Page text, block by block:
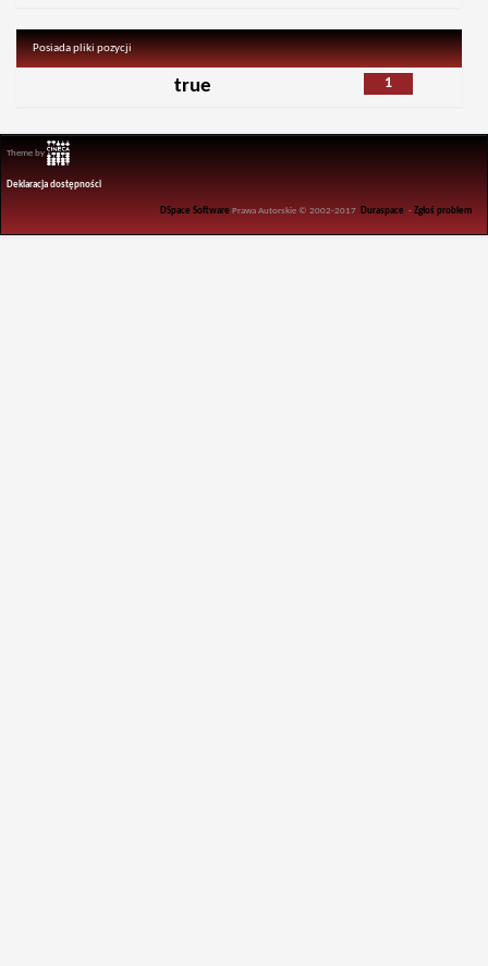
Posiada pliki pozycji
1
true
Theme by
Deklaracja dostępności
DSpace Software Prawa Autorskie © 2002-2017 Duraspace -Zgłoś problem